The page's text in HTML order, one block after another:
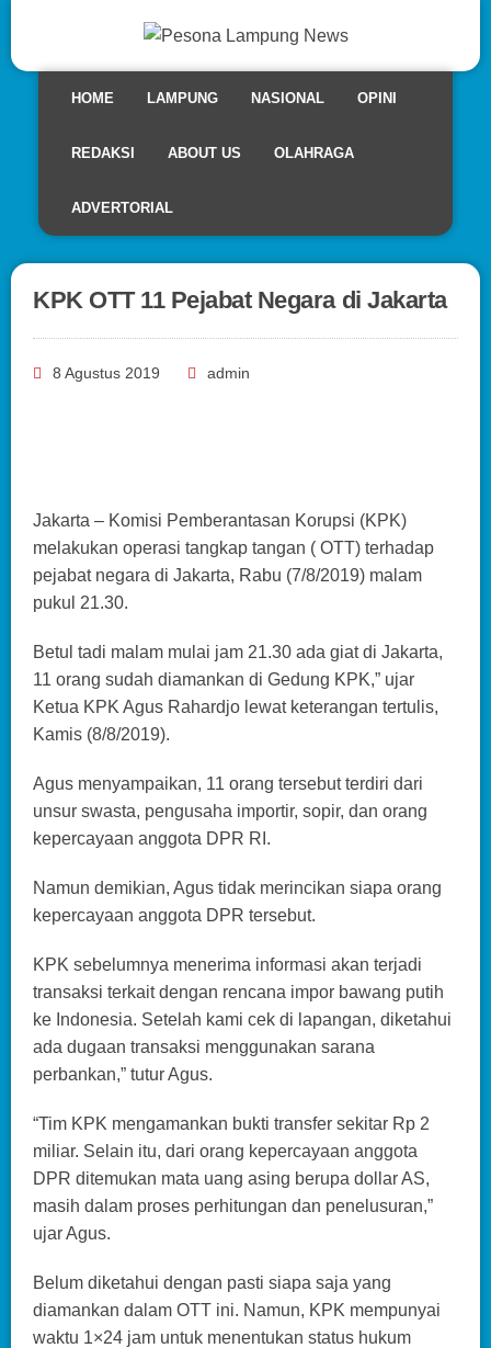
HOME LAMPUNG NASIONAL OPINI
REDAKSI ABOUT US OLAHRAGA
ADVERTORIAL
KPK OTT 11 Pejabat Negara di Jakarta
8 Agustus 2019 admin
Jakarta – Komisi Pemberantasan Korupsi (KPK)
melakukan operasi tangkap tangan ( OTT) terhadap
pejabat negara di Jakarta, Rabu (7/8/2019) malam
pukul 21.30.
Betul tadi malam mulai jam 21.30 ada giat di Jakarta,
11 orang sudah diamankan di Gedung KPK,” ujar
Ketua KPK Agus Rahardjo lewat keterangan tertulis,
Kamis (8/8/2019).
Agus menyampaikan, 11 orang tersebut terdiri dari
unsur swasta, pengusaha importir, sopir, dan orang
kepercayaan anggota DPR RI.
Namun demikian, Agus tidak merincikan siapa orang
kepercayaan anggota DPR tersebut.
KPK sebelumnya menerima informasi akan terjadi
transaksi terkait dengan rencana impor bawang putih
ke Indonesia. Setelah kami cek di lapangan, diketahui
ada dugaan transaksi menggunakan sarana
perbankan,” tutur Agus.
“Tim KPK mengamankan bukti transfer sekitar Rp 2
miliar. Selain itu, dari orang kepercayaan anggota
DPR ditemukan mata uang asing berupa dollar AS,
masih dalam proses perhitungan dan penelusuran,”
ujar Agus.
Belum diketahui dengan pasti siapa saja yang
diamankan dalam OTT ini. Namun, KPK mempunyai
waktu 1×24 jam untuk menentukan status hukum